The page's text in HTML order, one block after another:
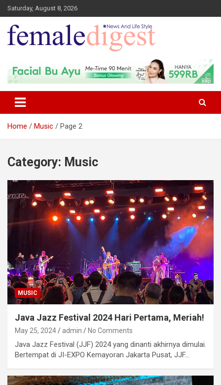
Saturday, August 8, 2026
Female Digest
Home Music Page 2
Category: Music
MUSIC
Java Jazz Festival 2024 Hari Pertama, Meriah!
May 25, 2024 admin No Comments
Java Jazz Festival (JJF) 2024 yang dinanti akhirnya dimulai.
Bertempat di JI-EXPO Kemayoran Jakarta Pusat, JJF…